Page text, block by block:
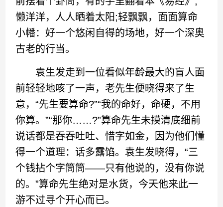
懒洋洋，人人晒着太阳;轻飘飘，面面算命
小幡：好一个悠闲自得的场地，好一个深奥
古老的行当。
袁生发走到一位看似年龄最大的盲人面
前轻轻地咳了一声，老先生便晓得来了生
意，“先生要算命?”“我的命好，命硬，不用
你算。”“那你……?”算命先生未摸清底细前
说话都是吞吞吐吐、惜字如金，因为他们懂
得一个道理：话多露馅。袁生发晓得，“三
个钱拈个字筒筒——只有他说的，没有你说
的。”算命先生绝对是水货，今天他来此一
游不过寻个开心而已。